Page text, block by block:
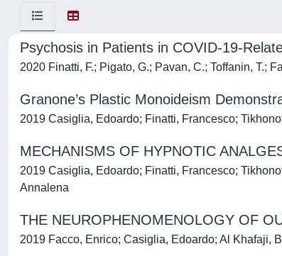
Psychosis in Patients in COVID-19-
2020 Finatti, F.; Pigato, G.; Pavan, C.; Toffanin, T.;
Granone’s Plastic Monoideism
2019 Casiglia, Edoardo; Finatti, Francesco;
MECHANISMS OF HYPNOTIC
2019 Casiglia, Edoardo; Finatti, Francesco;
Annalena
THE NEUROPHENOMENOLOGY OF
2019 Facco, Enrico; Casiglia, Edoardo; Al Khafaji,